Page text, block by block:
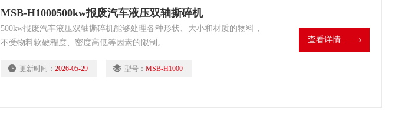
MSB-H1000500kw报废汽车液压双轴撕碎机
500kw报废汽车液压双轴撕碎机能够处理各种形状、大小和材质的物料，
不受物料软硬程度、密度高低等因素的限制。
更新时间： 2026-05-29 型号： MSB-H1000
查看详情